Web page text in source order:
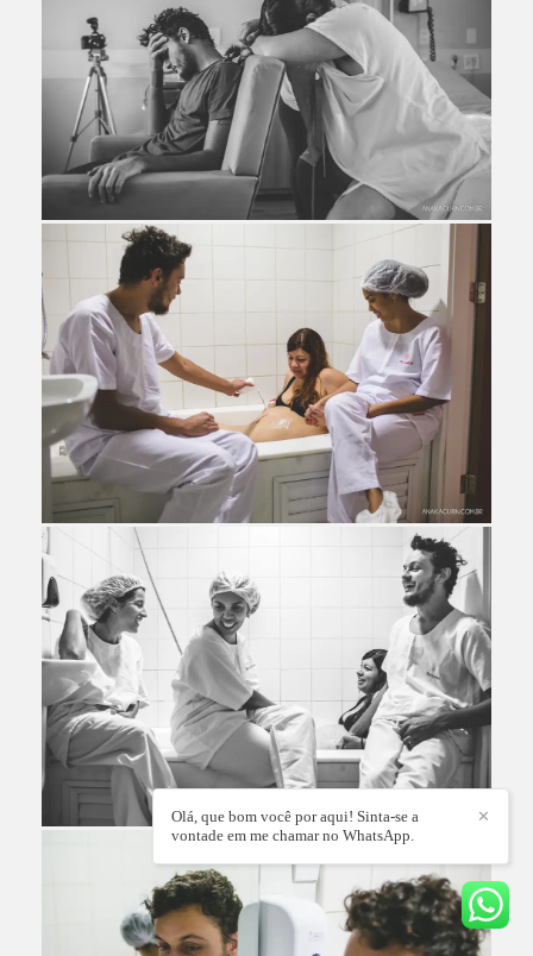
✕
Olá, que bom você por aqui! Sinta-se a
vontade em me chamar no WhatsApp.